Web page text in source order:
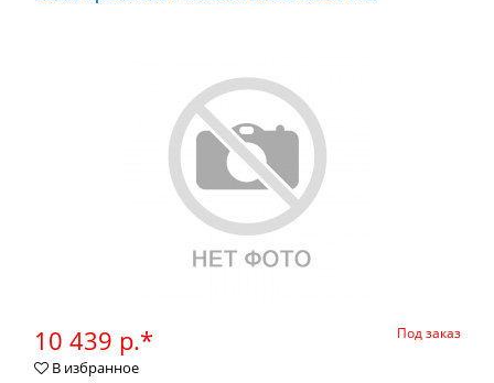
10 439 р.* Под заказ
В избранное